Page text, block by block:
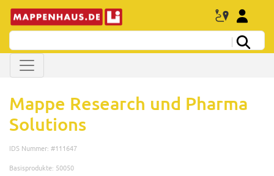
Mappe Research und Pharma
Solutions
IDS Nummer: #111647
Basisprodukte: 50050